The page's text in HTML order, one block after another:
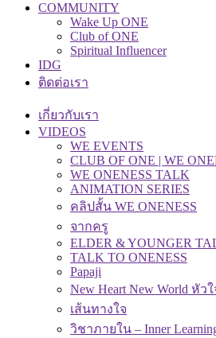
COMMUNITY
Wake Up ONE
Club of ONE
Spiritual Influencer
IDG
ติดต่อเรา
เกี่ยวกับเรา
VIDEOS
WE EVENTS
CLUB OF ONE | WE
WE ONENESS TALK
ANIMATION SERIES
คลิปสั้น WE ONENESS
จากครู
ELDER & YOUNGER
TALK TO ONENESS
Papaji
New Heart New World หัว
เส้นทางใจ
วิชาภายใน – Inner